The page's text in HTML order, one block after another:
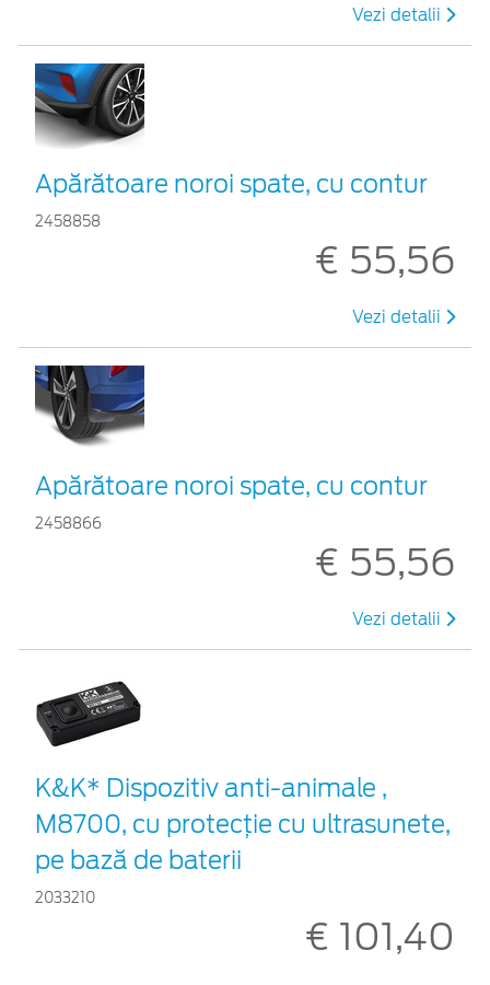
Vezi detalii
Apărătoare noroi spate, cu contur
2458858
€ 55,56
Vezi detalii
Apărătoare noroi spate, cu contur
2458866
€ 55,56
Vezi detalii
K&K* Dispozitiv anti-animale ,
M8700, cu protecție cu ultrasunete,
pe bază de baterii
2033210
€ 101,40